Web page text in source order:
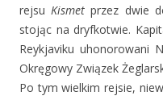
rejsuKismet przez dwie
stojąc na dryfkotwie.
Reykjaviku uhonorowani
Okręgowy Związek
Po tym wielkim rejsie,